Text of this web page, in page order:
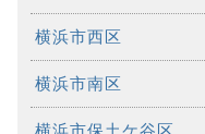
横浜市西区
横浜市南区
横浜市保土ケ谷区